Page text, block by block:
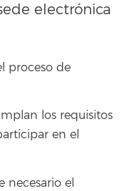
electrónica
proceso de
los requisitos
en el
necesario el